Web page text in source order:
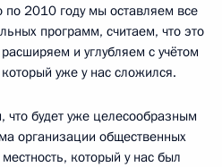
по 2010 году мы оставляем все
программ, считаем, что это
и углубляем с учётом
уже у нас сложился.
будет уже целесообразным
организации общественных
который у нас был